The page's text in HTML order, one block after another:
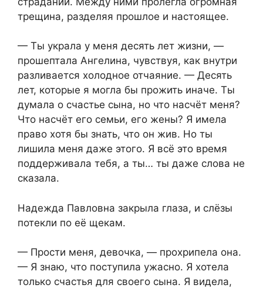
трещина, разделяя прошлое и настоящее.
— Ты украла у меня десять лет жизни, —
прошептала Ангелина, чувствуя, как внутри
разливается холодное отчаяние. — Десять
лет, которые я могла бы прожить иначе. Ты
думала о счастье сына, но что насчёт меня?
Что насчёт его семьи, его жены? Я имела
право хотя бы знать, что он жив. Но ты
лишила меня даже этого. Я всё это время
поддерживала тебя, а ты… ты даже слова не
сказала.
Надежда Павловна закрыла глаза, и слёзы
потекли по её щекам.
— Прости меня, девочка, — прохрипела она.
— Я знаю, что поступила ужасно. Я хотела
только счастья для своего сына. Я видела,